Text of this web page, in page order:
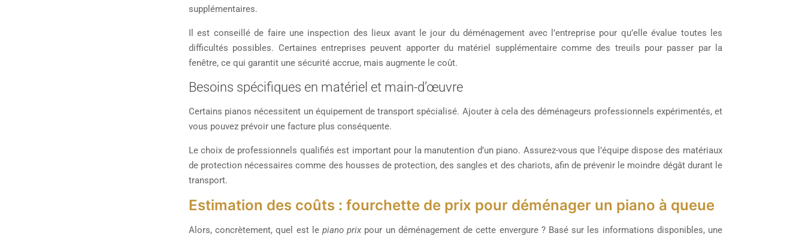
supplémentaires.
Il est conseillé de faire une inspection des lieux avant le jour du déménagement avec l’entreprise pour qu’elle évalue toutes les
difficultés possibles. Certaines entreprises peuvent apporter du matériel supplémentaire comme des treuils pour passer par la
fenêtre, ce qui garantit une sécurité accrue, mais augmente le coût.
Besoins spécifiques en matériel et main-d’œuvre
Certains pianos nécessitent un équipement de transport spécialisé. Ajouter à cela des déménageurs professionnels expérimentés, et
vous pouvez prévoir une facture plus conséquente.
Le choix de professionnels qualifiés est important pour la manutention d’un piano. Assurez-vous que l’équipe dispose des matériaux
de protection nécessaires comme des housses de protection, des sangles et des chariots, afin de prévenir le moindre dégât durant le
transport.
Estimation des coûts : fourchette de prix pour déménager un piano à queue
Alors, concrètement, quel est lepiano prix pour un déménagement de cette envergure ? Basé sur les informations disponibles, une